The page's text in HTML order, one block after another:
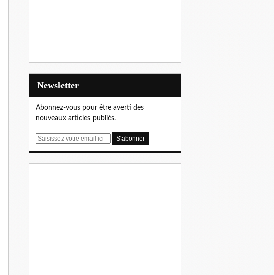
Newsletter
Abonnez-vous pour être averti des
nouveaux articles publiés.
E